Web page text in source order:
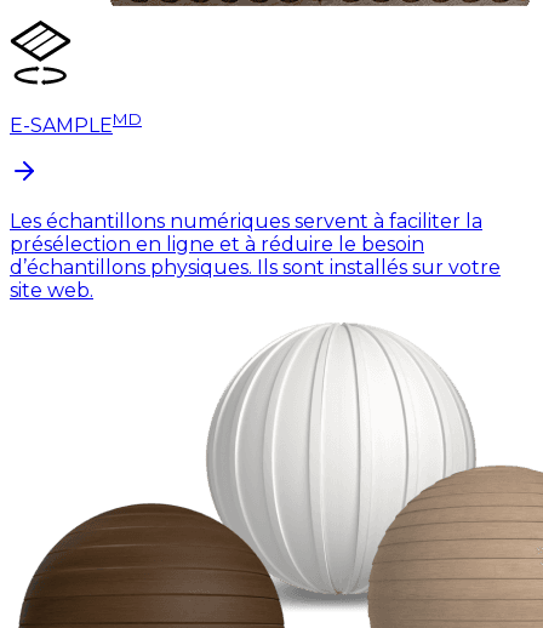
E-SAMPLEMD
Les échantillons numériques servent à faciliter la
présélection en ligne et à réduire le besoin
d’échantillons physiques. Ils sont installés sur votre
site web.